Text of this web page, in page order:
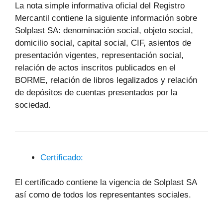
La nota simple informativa oficial del Registro
Mercantil contiene la siguiente información sobre
Solplast SA: denominación social, objeto social,
domicilio social, capital social, CIF, asientos de
presentación vigentes, representación social,
relación de actos inscritos publicados en el
BORME, relación de libros legalizados y relación
de depósitos de cuentas presentados por la
sociedad.
Certificado:
El certificado contiene la vigencia de Solplast SA
así como de todos los representantes sociales.